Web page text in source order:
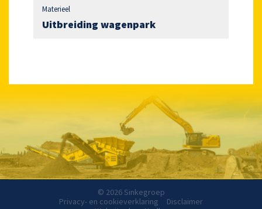
Materieel
Uitbreiding wagenpark
© 2026 Sinkegroep
Privacy- en cookieverklaring
Disclaimer